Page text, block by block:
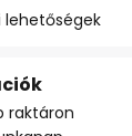
lehetőségek
raktáron